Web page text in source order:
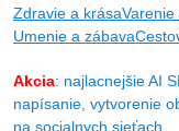
Zdravie a krása
Umenie a zábava
Akcia: najlacnejšie AI
napísanie, vytvorenie
na socialnych sieťach